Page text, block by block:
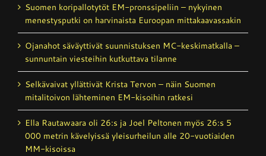
Suomen koripallotytöt EM-pronssipeliin – nykyinen
menestysputki on harvinaista Euroopan mittakaavassakin
Ojanahot säväyttivät suunnistuksen MC-keskimatkalla –
sunnuntain viesteihin kutkuttava tilanne
Selkävaivat yllättivät Krista Tervon – näin Suomen
mitalitoivon lähteminen EM-kisoihin ratkesi
Ella Rautawaara oli 26:s ja Joel Peltonen myös 26:s 5
000 metrin kävelyissä yleisurheilun alle 20-vuotiaiden
MM-kisoissa